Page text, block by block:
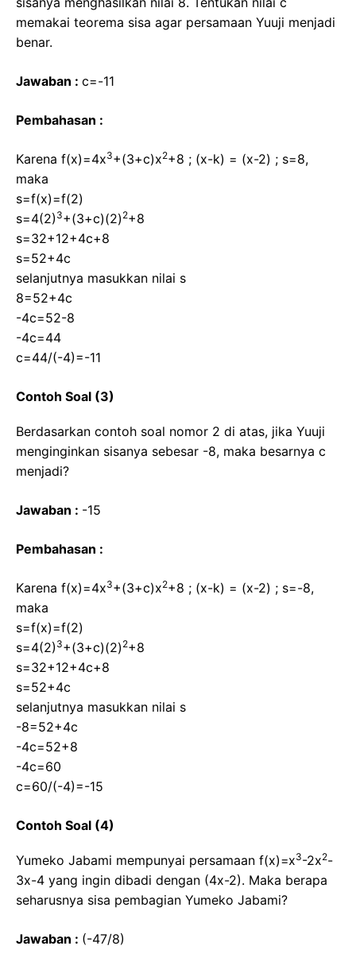
memakai teorema sisa agar persamaan Yuuji menjadi
benar.
Jawaban : c=-11
Pembahasan :
Karena f(x)=4x3+(3+c)x2+8 ; (x-k) = (x-2) ; s=8,
maka
s=f(x)=f(2)
s=4(2) 3+(3+c)(2) 2+8
s=32+12+4c+8
s=52+4c
selanjutnya masukkan nilai s
8=52+4c
-4c=52-8
-4c=44
c=44/(-4)=-11
Contoh Soal (3)
Berdasarkan contoh soal nomor 2 di atas, jika Yuuji
menginginkan sisanya sebesar -8, maka besarnya c
menjadi?
Jawaban : -15
Pembahasan :
Karena f(x)=4x3+(3+c)x2+8 ; (x-k) = (x-2) ; s=-8,
maka
s=f(x)=f(2)
s=4(2) 3+(3+c)(2) 2+8
s=32+12+4c+8
s=52+4c
selanjutnya masukkan nilai s
-8=52+4c
-4c=52+8
-4c=60
c=60/(-4)=-15
Contoh Soal (4)
Yumeko Jabami mempunyai persamaan f(x)=x3-2x2-
3x-4 yang ingin dibadi dengan (4x-2). Maka berapa
seharusnya sisa pembagian Yumeko Jabami?
Jawaban : (-47/8)